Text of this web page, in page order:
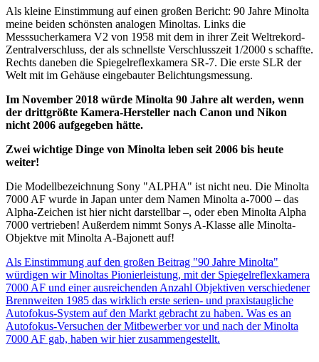
Als kleine Einstimmung auf einen großen Bericht: 90 Jahre Minolta
meine beiden schönsten analogen Minoltas. Links die
Messsucherkamera V2 von 1958 mit dem in ihrer Zeit Weltrekord-
Zentralverschluss, der als schnellste Verschlusszeit 1/2000 s schaffte.
Rechts daneben die Spiegelreflexkamera SR-7. Die erste SLR der
Welt mit im Gehäuse eingebauter Belichtungsmessung.
Im November 2018 würde Minolta 90 Jahre alt werden, wenn
der drittgrößte Kamera-Hersteller nach Canon und Nikon
nicht 2006 aufgegeben hätte.
Zwei wichtige Dinge von Minolta leben seit 2006 bis heute
weiter!
Die Modellbezeichnung Sony "ALPHA" ist nicht neu. Die Minolta
7000 AF wurde in Japan unter dem Namen Minolta a-7000 – das
Alpha-Zeichen ist hier nicht darstellbar –, oder eben Minolta Alpha
7000 vertrieben! Außerdem nimmt Sonys A-Klasse alle Minolta-
Objektve mit Minolta A-Bajonett auf!
Als Einstimmung auf den großen Beitrag "90 Jahre Minolta"
würdigen wir Minoltas Pionierleistung, mit der Spiegelreflexkamera
7000 AF und einer ausreichenden Anzahl Objektiven verschiedener
Brennweiten 1985 das wirklich erste serien- und praxistaugliche
Autofokus-System auf den Markt gebracht zu haben. Was es an
Autofokus-Versuchen der Mitbewerber vor und nach der Minolta
7000 AF gab, haben wir hier zusammengestellt.